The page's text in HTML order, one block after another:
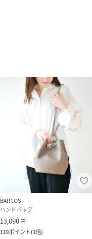
BARCOS
ハンドバッグ
13,090円
119ポイント(1倍)